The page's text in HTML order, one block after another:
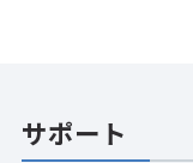
サポート